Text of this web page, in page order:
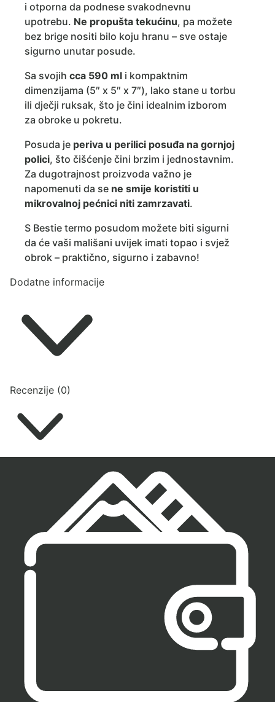
i otporna da podnese svakodnevnu
upotrebu. Ne propušta tekućinu, pa možete
bez brige nositi bilo koju hranu – sve ostaje
sigurno unutar posude.
Sa svojih cca 590 ml i kompaktnim
dimenzijama (5″ x 5″ x 7″), lako stane u torbu
ili dječji ruksak, što je čini idealnim izborom
za obroke u pokretu.
Posuda je periva u perilici posuđa na gornjoj
polici, što čišćenje čini brzim i jednostavnim.
Za dugotrajnost proizvoda važno je
napomenuti da se ne smije koristiti u
mikrovalnoj pećnici niti zamrzavati.
S Bestie termo posudom možete biti sigurni
da će vaši mališani uvijek imati topao i svjež
obrok – praktično, sigurno i zabavno!
Dodatne informacije
Recenzije (0)